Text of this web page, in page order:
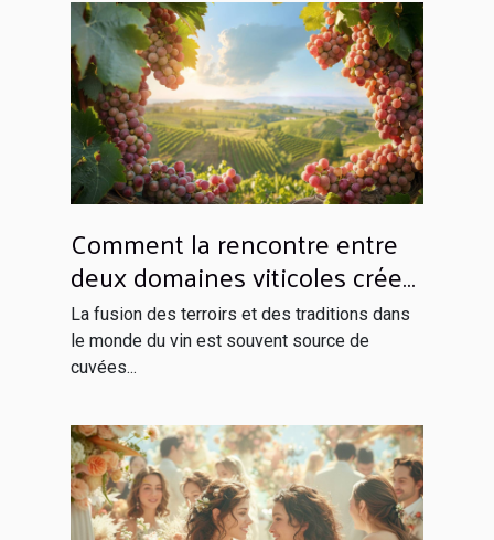
Comment la rencontre entre
deux domaines viticoles crée
un vin unique
La fusion des terroirs et des traditions dans
le monde du vin est souvent source de
cuvées...